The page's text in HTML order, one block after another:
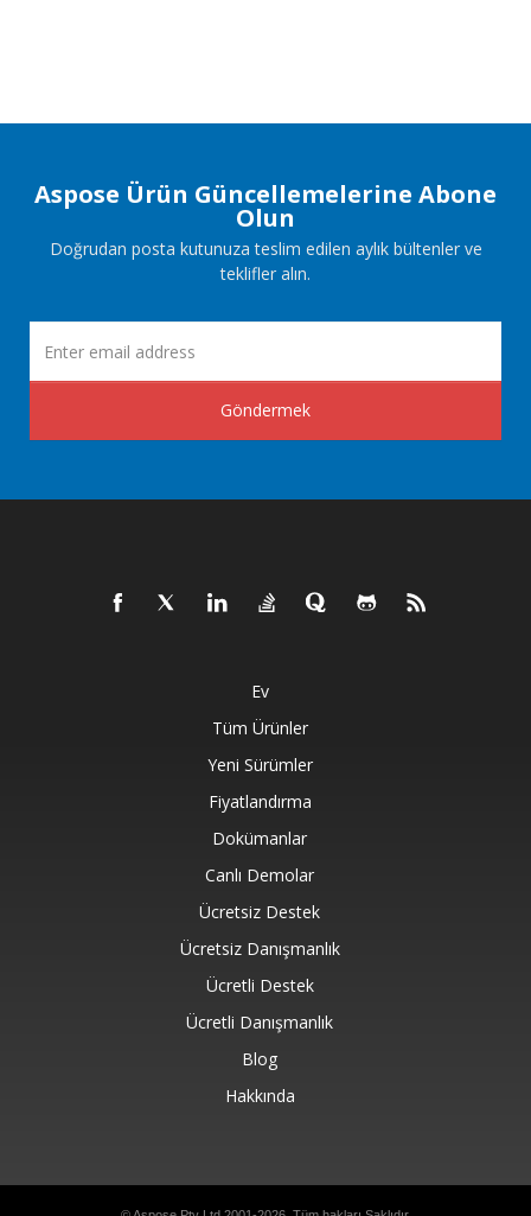
Aspose Ürün Güncellemelerine Abone
Olun
Doğrudan posta kutunuza teslim edilen aylık bültenler ve
teklifler alın.
Göndermek
Ev
Tüm Ürünler
Yeni Sürümler
Fiyatlandırma
Dokümanlar
Canlı Demolar
Ücretsiz Destek
Ücretsiz Danışmanlık
Ücretli Destek
Ücretli Danışmanlık
Blog
Hakkında